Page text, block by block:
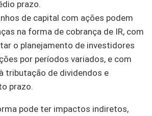
prazo.
de capital com ações podem
na forma de cobrança de IR, com
o planejamento de investidores
por períodos variados, e com
tributação de dividendos e
prazo.
pode ter impactos indiretos,